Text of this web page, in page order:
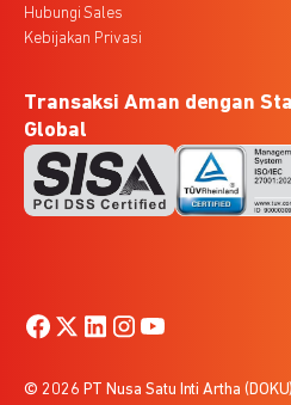
Hubungi Sales
Kebijakan Privasi
Transaksi Aman dengan
Global
© 2026 PT Nusa Satu Inti Artha